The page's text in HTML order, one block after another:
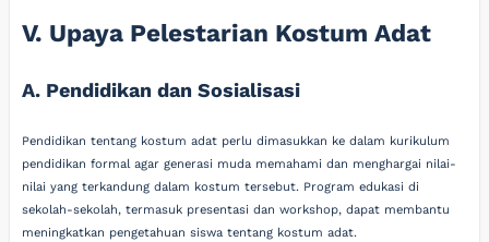
V. Upaya Pelestarian Kostum Adat
A. Pendidikan dan Sosialisasi
Pendidikan tentang kostum adat perlu dimasukkan ke dalam kurikulum
pendidikan formal agar generasi muda memahami dan menghargai nilai-
nilai yang terkandung dalam kostum tersebut. Program edukasi di
sekolah-sekolah, termasuk presentasi dan workshop, dapat membantu
meningkatkan pengetahuan siswa tentang kostum adat.